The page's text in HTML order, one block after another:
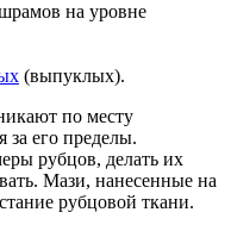
на уровне
(выпуклых).
по месту
за его пределы.
рубцов, делать их
Мази, нанесенные на
рубцовой ткани.